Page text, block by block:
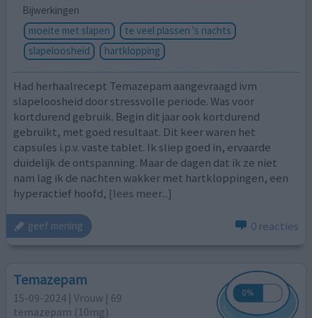
Bijwerkingen
moeite met slapen
te veel plassen 's nachts
slapeloosheid
hartklopping
Had herhaalrecept Temazepam aangevraagd ivm
slapeloosheid door stressvolle periode. Was voor
kortdurend gebruik. Begin dit jaar ook kortdurend
gebruikt, met goed resultaat. Dit keer waren het
capsules i.p.v. vaste tablet. Ik sliep goed in, ervaarde
duidelijk de ontspanning. Maar de dagen dat ik ze niet
nam lag ik de nachten wakker met hartkloppingen, een
hyperactief hoofd, [lees meer...]
geef mening 0 reacties
Temazepam
15-09-2024 | Vrouw | 69
temazepam (10mg)